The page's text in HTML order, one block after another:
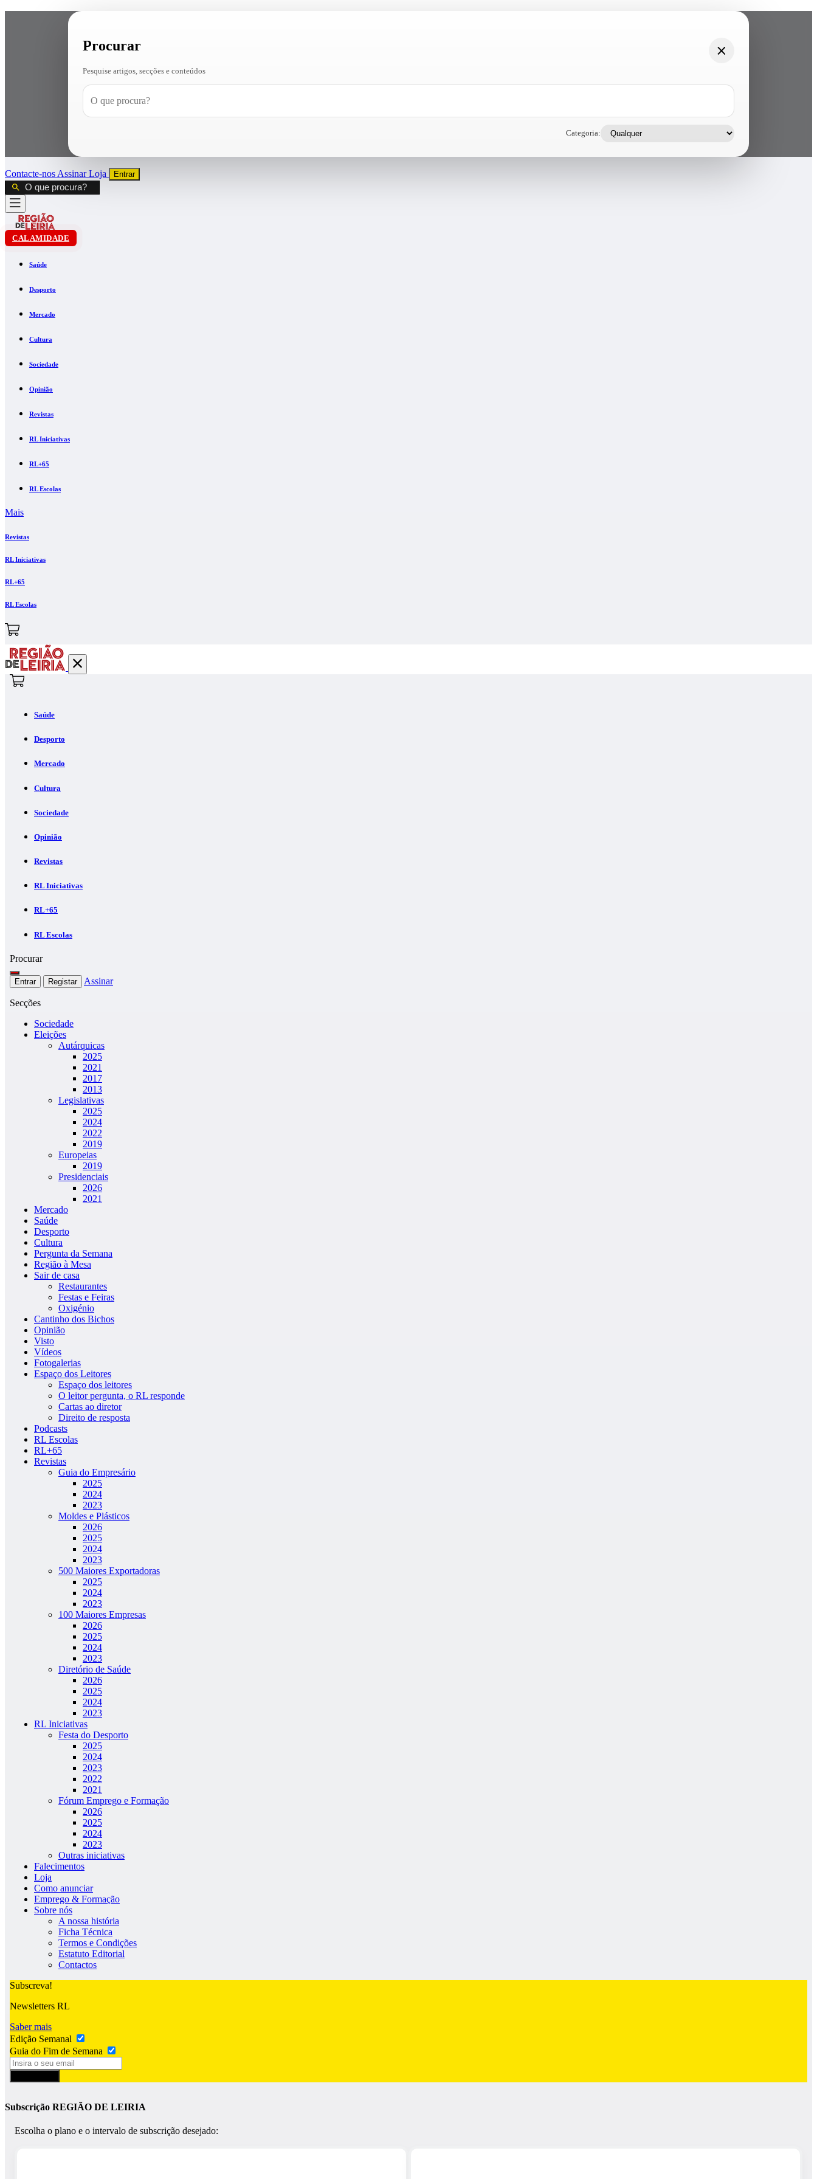
Procurar
Pesquise artigos, secções e conteúdos
Categoria:
Contacte-nos AssinarLoja Entrar
CALAMIDADE
Saúde
Desporto
Mercado
Cultura
Sociedade
Opinião
Revistas
RL Iniciativas
RL+65
RL Escolas
Mais
Revistas
RL Iniciativas
RL+65
RL Escolas
Saúde
Desporto
Mercado
Cultura
Sociedade
Opinião
Revistas
RL Iniciativas
RL+65
RL Escolas
Procurar
Entrar Registar Assinar
Secções
Sociedade
Eleições
Autárquicas
2025
2021
2017
2013
Legislativas
2025
2024
2022
2019
Europeias
2019
Presidenciais
2026
2021
Mercado
Saúde
Desporto
Cultura
Pergunta da Semana
Região à Mesa
Sair de casa
Restaurantes
Festas e Feiras
Oxigénio
Cantinho dos Bichos
Opinião
Visto
Vídeos
Fotogalerias
Espaço dos Leitores
Espaço dos leitores
O leitor pergunta, o RL responde
Cartas ao diretor
Direito de resposta
Podcasts
RL Escolas
RL+65
Revistas
Guia do Empresário
2025
2024
2023
Moldes e Plásticos
2026
2025
2024
2023
500 Maiores Exportadoras
2025
2024
2023
100 Maiores Empresas
2026
2025
2024
2023
Diretório de Saúde
2026
2025
2024
2023
RL Iniciativas
Festa do Desporto
2025
2024
2023
2022
2021
Fórum Emprego e Formação
2026
2025
2024
2023
Outras iniciativas
Falecimentos
Loja
Como anunciar
Emprego & Formação
Sobre nós
A nossa história
Ficha Técnica
Termos e Condições
Estatuto Editorial
Contactos
Subscreva!
Newsletters RL
Saber mais
Edição Semanal
Guia do Fim de Semana
Subscrição REGIÃO DE LEIRIA
Escolha o plano e o intervalo de subscrição desejado: